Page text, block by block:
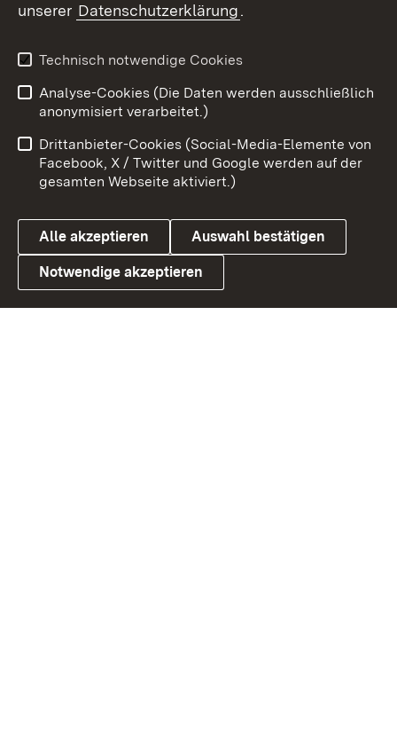
X / Twitter
Youtube
Link zum Landesportal
Benutzungshinweise
Barrierefreiheit
Datenschutz
Cookies
unserer Datenschutzerklärung.
Technisch notwendige Cookies
Analyse-Cookies (Die Daten werden ausschließlich
anonymisiert verarbeitet.)
Drittanbieter-Cookies (Social-Media-Elemente von
Facebook, X / Twitter und Google werden auf der
gesamten Webseite aktiviert.)
Alle akzeptieren Auswahl bestätigen
Notwendige akzeptieren